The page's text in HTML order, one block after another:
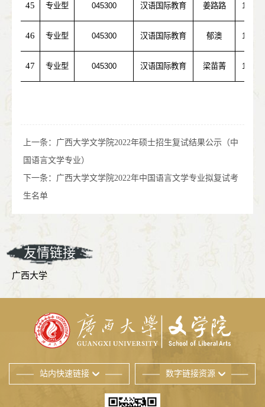
45 专业型 045300 汉语国际教育 姜路路
46 专业型 045300 汉语国际教育 郁澳
47 专业型 045300 汉语国际教育 梁苗菁
上一条： 广西大学文学院2022年硕士招生复试结果公示（中
国语言文学专业）
下一条： 广西大学文学院2022年中国语言文学专业拟复试考
生名单
友情链接
广西大学
站内快速链接 数字链接资源